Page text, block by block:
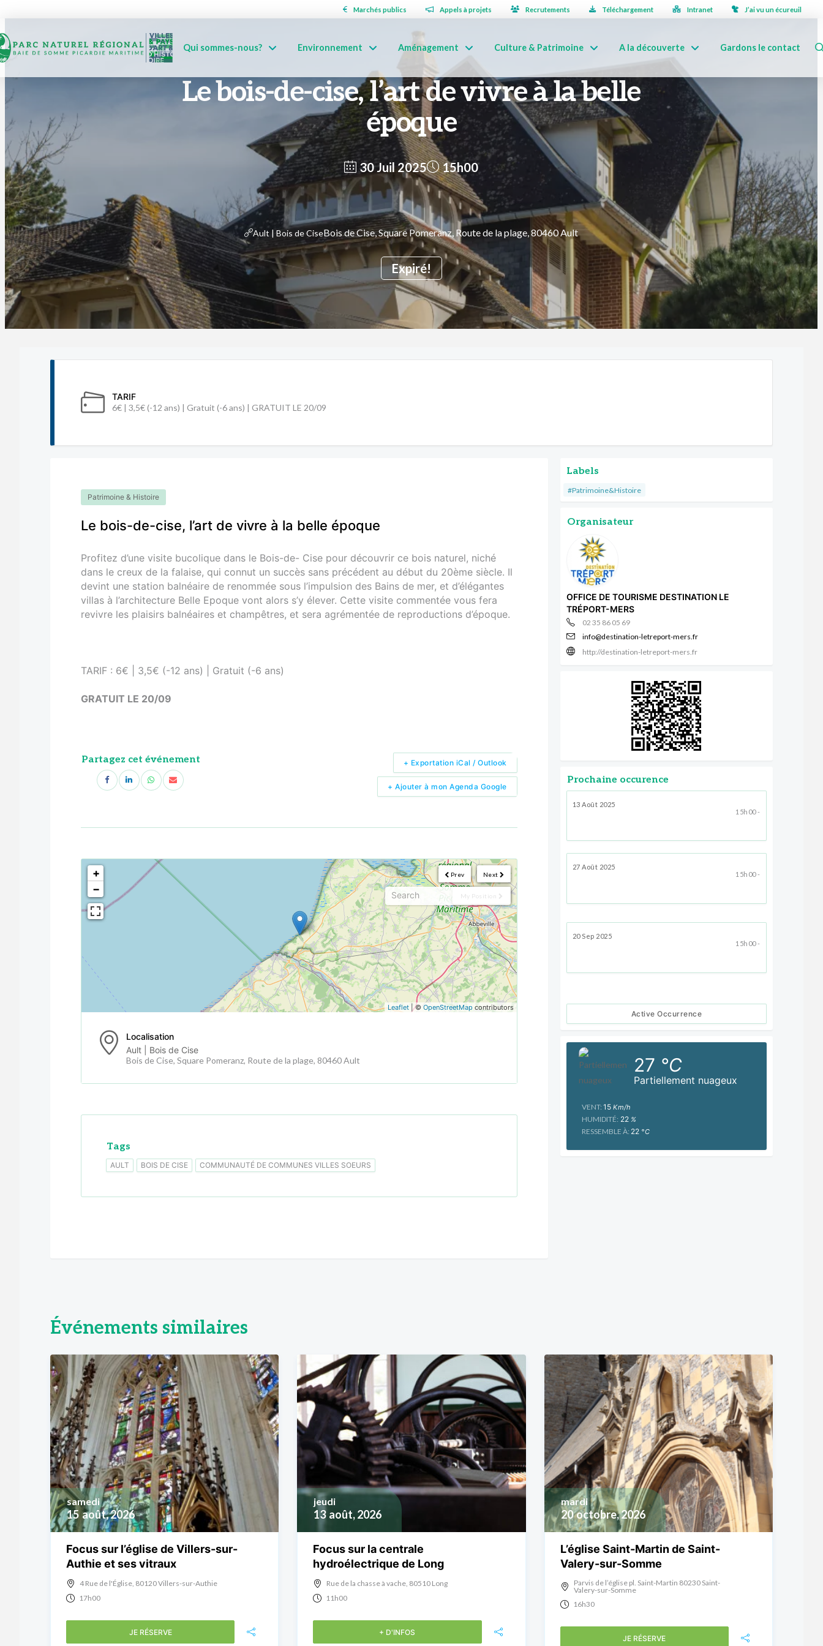
Marchés publics Appels à projets Recrutements Téléchargement Intranet J’ai vu un écureuil
Qui sommes-nous? Environnement Aménagement Culture & Patrimoine A la découverte Gardons le contact
Le bois-de-cise, l’art de vivre à la belle
époque
30 Juil 2025
Expiré!
15h00
Ault | Bois de CiseBois de Cise, Square Pomeranz, Route de la plage, 80460 Ault
TARIF
6€ | 3,5€ (-12 ans) | Gratuit (-6 ans) | GRATUIT LE 20/09
Patrimoine & Histoire
Le bois-de-cise, l’art de vivre à la belle époque
Profitez d’une visite bucolique dans le Bois-de- Cise pour découvrir ce bois naturel, niché
dans le creux de la falaise, qui connut un succès sans précédent au début du 20ème siècle. Il
devint une station balnéaire de renommée sous l’impulsion des Bains de mer, et d’élégantes
villas à l’architecture Belle Epoque vont alors s’y élever. Cette visite commentée vous fera
revivre les plaisirs balnéaires et champêtres, et sera agrémentée de reproductions d’époque.
TARIF : 6€ | 3,5€ (-12 ans) | Gratuit (-6 ans)
GRATUIT LE 20/09
Partagez cet événement
+ Ajouter à mon Agenda Google
+ Exportation iCal / Outlook
Next
Prev
My Position
<!---->
+
−
Leaflet| © OpenStreetMap contributors
Localisation
Ault | Bois de Cise
Bois de Cise, Square Pomeranz, Route de la plage, 80460 Ault
Tags
AULT BOIS DE CISE COMMUNAUTÉ DE COMMUNES VILLES SOEURS
Labels
#Patrimoine&Histoire
Organisateur
OFFICE DE TOURISME DESTINATION LE
TRÉPORT-MERS
02 35 86 05 69
info@destination-letreport-mers.fr
http://destination-letreport-mers.fr
Prochaine occurence
13 Août 2025
15h00 -
27 Août 2025
15h00 -
20 Sep 2025
15h00 -
Active Occurrence
Partiellement nuageux
27 °C
VENT: 15Km/h
HUMIDITÉ: 22%
RESSEMBLE À: 22°C
Événements similaires
15 août, 2026
samedi
Focus sur l’église de Villers-sur-
Authie et ses vitraux
4 Rue de l'Église, 80120 Villers-sur-Authie
17h00
JE RÉSERVE
13 août, 2026
jeudi
Focus sur la centrale
hydroélectrique de Long
Rue de la chasse à vache, 80510 Long
11h00
+ D'INFOS
20 octobre, 2026
mardi
L’église Saint-Martin de Saint-
Valery-sur-Somme
Parvis de l’église pl. Saint-Martin 80230 Saint-
Valery-sur-Somme
16h30
JE RÉSERVE